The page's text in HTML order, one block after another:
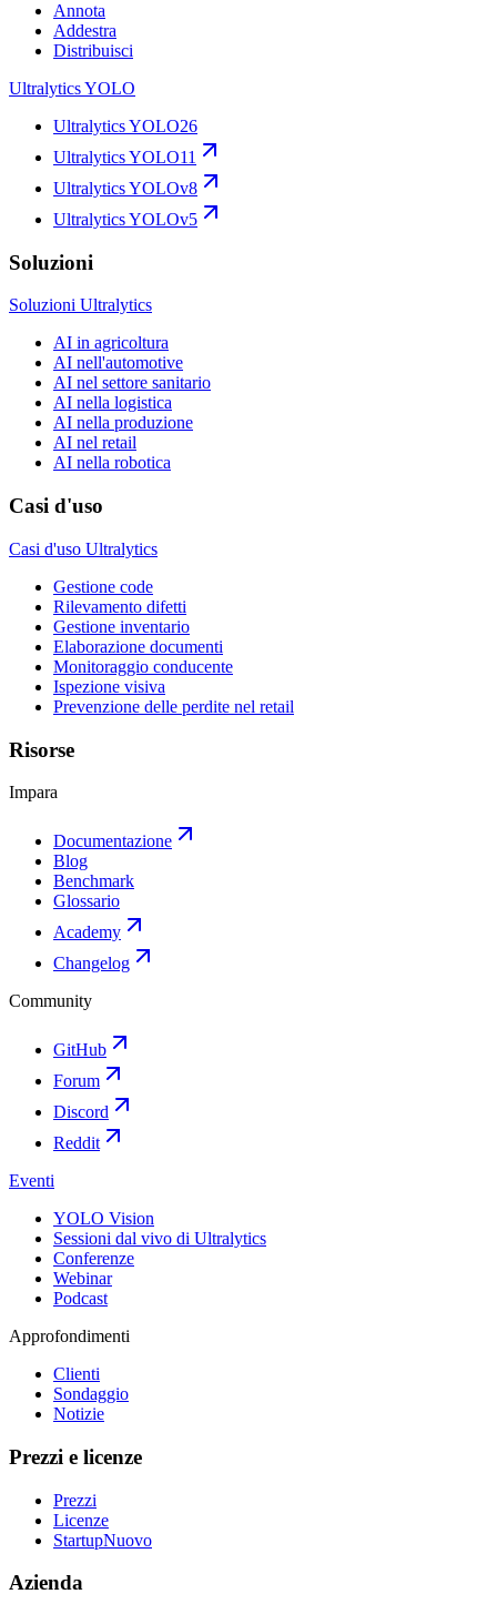
Annota
Addestra
Distribuisci
Ultralytics YOLO
Ultralytics YOLO26
Ultralytics YOLO11
Ultralytics YOLOv8
Ultralytics YOLOv5
Soluzioni
Soluzioni Ultralytics
AI in agricoltura
AI nell'automotive
AI nel settore sanitario
AI nella logistica
AI nella produzione
AI nel retail
AI nella robotica
Casi d'uso
Casi d'uso Ultralytics
Gestione code
Rilevamento difetti
Gestione inventario
Elaborazione documenti
Monitoraggio conducente
Ispezione visiva
Prevenzione delle perdite nel retail
Risorse
Impara
Documentazione
Blog
Benchmark
Glossario
Academy
Changelog
Community
GitHub
Forum
Discord
Reddit
Eventi
YOLO Vision
Sessioni dal vivo di Ultralytics
Conferenze
Webinar
Podcast
Approfondimenti
Clienti
Sondaggio
Notizie
Prezzi e licenze
Prezzi
Licenze
StartupNuovo
Azienda